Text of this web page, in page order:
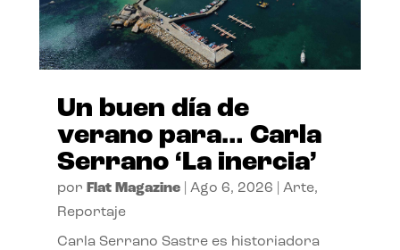
Un buen día de
verano para… Carla
Serrano ‘La inercia’
por Flat Magazine| Ago 6, 2026 Arte,
Reportaje
Carla Serrano Sastre es historiadora